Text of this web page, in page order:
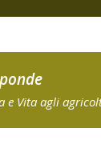
e Vita agli